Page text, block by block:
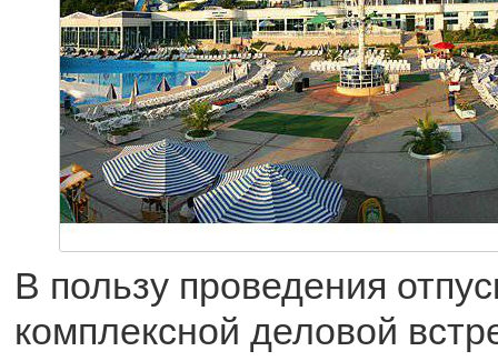
В пользу проведения
комплексной деловой